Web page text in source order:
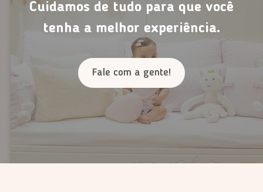
Cuidamos de tudo para que você
tenha a melhor experiência.
Fale com a gente!